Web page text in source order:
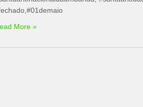
More »